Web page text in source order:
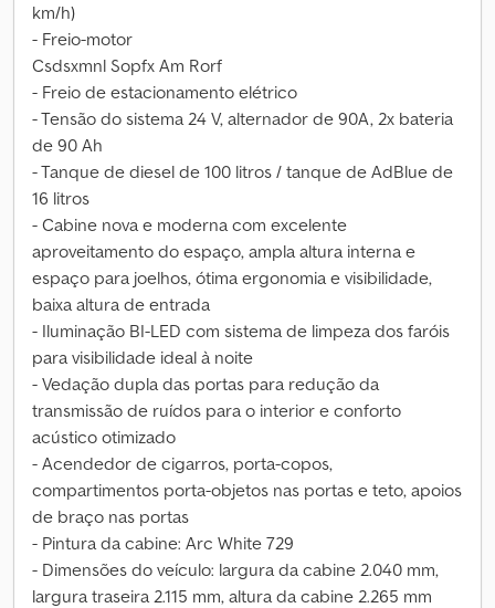
km/h)
- Freio-motor
Csdsxmnl Sopfx Am Rorf
- Freio de estacionamento elétrico
- Tensão do sistema 24 V, alternador de 90A, 2x bateria
de 90 Ah
- Tanque de diesel de 100 litros / tanque de AdBlue de
16 litros
- Cabine nova e moderna com excelente
aproveitamento do espaço, ampla altura interna e
espaço para joelhos, ótima ergonomia e visibilidade,
baixa altura de entrada
- Iluminação BI-LED com sistema de limpeza dos faróis
para visibilidade ideal à noite
- Vedação dupla das portas para redução da
transmissão de ruídos para o interior e conforto
acústico otimizado
- Acendedor de cigarros, porta-copos,
compartimentos porta-objetos nas portas e teto, apoios
de braço nas portas
- Pintura da cabine: Arc White 729
- Dimensões do veículo: largura da cabine 2.040 mm,
largura traseira 2.115 mm, altura da cabine 2.265 mm